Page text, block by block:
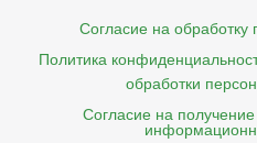
Согласие на
Политика
обработки
Согласие на